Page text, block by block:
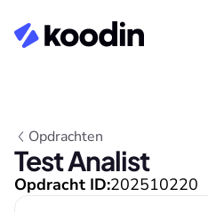
Opdrachten
Test Analist
Opdracht ID:202510220